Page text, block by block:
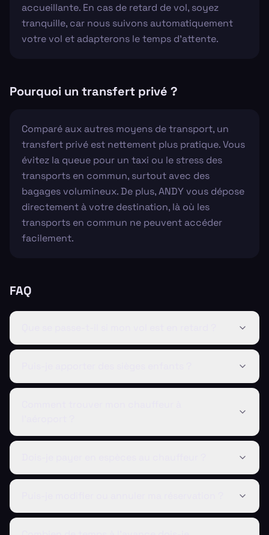
accueillante. En cas de retard de vol, soyez
tranquille, car nous suivons automatiquement
votre vol et adapterons le temps d'attente.
Pourquoi un transfert privé ?
Comparé aux autres moyens de transport, un
transfert privé est nettement plus pratique. Vous
évitez la queue pour un taxi ou le stress des
transports en commun, surtout avec des
bagages volumineux. De plus, ANDY vous dépose
directement à votre destination, là où les
transports en commun ne peuvent accéder
facilement.
FAQ